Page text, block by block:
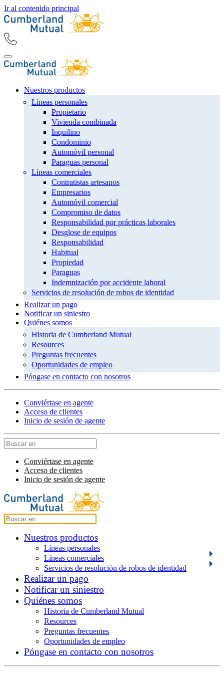
Ir al contenido principal
Nuestros productos
Líneas personales
Propietario
Vivienda combinada
Inquilino
Condominio
Automóvil personal
Paraguas personal
Líneas comerciales
Contratistas artesanos
Empresarios
Automóvil comercial
Compromiso de datos
Responsabilidad por prácticas laborales
Desglose de equipos
Responsabilidad
Habitual
Propiedad
Paraguas
Indemnización por accidente laboral
Servicios de resolución de robos de identidad
Realizar un pago
Notificar un siniestro
Quiénes somos
Historia de Cumberland Mutual
Resources
Preguntas frecuentes
Oportunidades de empleo
Póngase en contacto con nosotros
Conviértase en agente
Acceso de clientes
Inicio de sesión de agente
Conviértase en agente
Acceso de clientes
Inicio de sesión de agente
Nuestros productos
Líneas personales
Líneas comerciales
Servicios de resolución de robos de identidad
Realizar un pago
Notificar un siniestro
Quiénes somos
Historia de Cumberland Mutual
Resources
Preguntas frecuentes
Oportunidades de empleo
Póngase en contacto con nosotros